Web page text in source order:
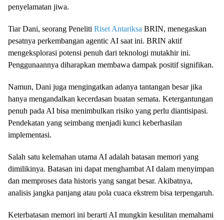
penyelamatan jiwa.
Tiar Dani, seorang Peneliti Riset Antariksa BRIN, menegaskan
pesatnya perkembangan agentic AI saat ini. BRIN aktif
mengeksplorasi potensi penuh dari teknologi mutakhir ini.
Penggunaannya diharapkan membawa dampak positif signifikan.
Namun, Dani juga mengingatkan adanya tantangan besar jika
hanya mengandalkan kecerdasan buatan semata. Ketergantungan
penuh pada AI bisa menimbulkan risiko yang perlu diantisipasi.
Pendekatan yang seimbang menjadi kunci keberhasilan
implementasi.
Salah satu kelemahan utama AI adalah batasan memori yang
dimilikinya. Batasan ini dapat menghambat AI dalam menyimpan
dan memproses data historis yang sangat besar. Akibatnya,
analisis jangka panjang atau pola cuaca ekstrem bisa terpengaruh.
Keterbatasan memori ini berarti AI mungkin kesulitan memahami